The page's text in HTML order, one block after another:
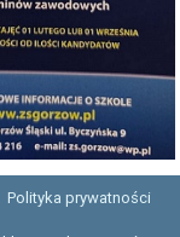
ŚL.
Polityka prywatności